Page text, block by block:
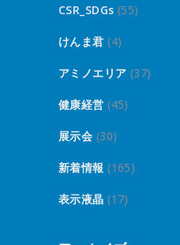
CSR_SDGs (55)
けんま君 (4)
アミノエリア (37)
健康経営 (45)
展示会 (30)
新着情報 (165)
表示液晶 (17)